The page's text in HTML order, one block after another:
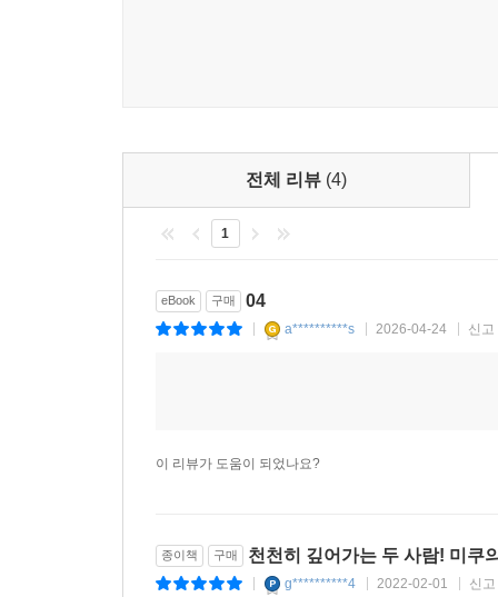
전체 리뷰 (4)
1
eBook 구매 04
a**********s 2026-04-24 신고
이 리뷰가 도움이 되었나요?
종이책 구매 천천히 깊어가는 두 사람! 미쿠
g**********4 2022-02-01 신고